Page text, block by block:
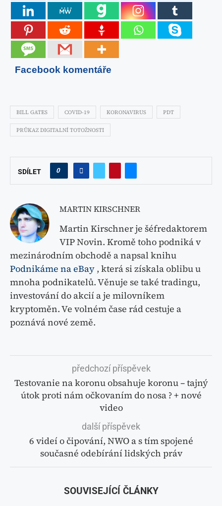
Facebook komentáře
BILL GATES COVID-19 KORONAVIRUS PDT
PRŮKAZ DIGITALNÍ TOTOŽNOSTI
SDÍLET 0
MARTIN KIRSCHNER
Martin Kirschner je šéfredaktorem
VIP Novin. Kromě toho podniká v
mezinárodním obchodě a napsal knihu
Podnikáme na eBay , která si získala oblibu u
mnoha podnikatelů. Věnuje se také tradingu,
investování do akcií a je milovníkem
kryptoměn. Ve volném čase rád cestuje a
poznává nové země.
předchozí příspěvek
Testovanie na koronu obsahuje koronu – tajný
útok proti nám očkovaním do nosa ? + nové
video
další příspěvek
6 videí o čipování, NWO a s tím spojené
současné odebírání lidských práv
SOUVISEJÍCÍ ČLÁNKY